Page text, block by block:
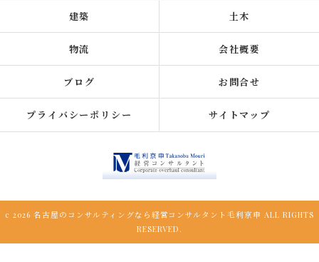
建築 土木
物流 会社概要
ブログ お問合せ
プライバシーポリシー サイトマップ
c 2026 名古屋のコンサルティングなら経営コンサルタント毛利京申 ALL RIGHTS
RESERVED.